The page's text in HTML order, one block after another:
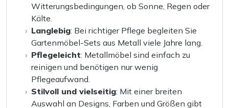
Witterungsbedingungen, ob Sonne, Regen oder
Kälte.
Langlebig: Bei richtiger Pflege begleiten Sie
Gartenmöbel-Sets aus Metall viele Jahre lang.
Pflegeleicht: Metallmöbel sind einfach zu
reinigen und benötigen nur wenig
Pflegeaufwand.
Stilvoll und vielseitig: Mit einer breiten
Auswahl an Designs, Farben und Größen gibt